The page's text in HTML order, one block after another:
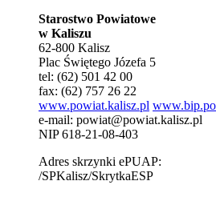
Starostwo Powiatowe
w Kaliszu
62-800 Kalisz
Plac Świętego Józefa 5
tel: (62) 501 42 00
fax: (62) 757 26 22
www.powiat.kalisz.pl
e-mail: powiat@powiat.kalisz.pl
NIP 618-21-08-403
Adres skrzynki ePUAP:
/SPKalisz/SkrytkaESP